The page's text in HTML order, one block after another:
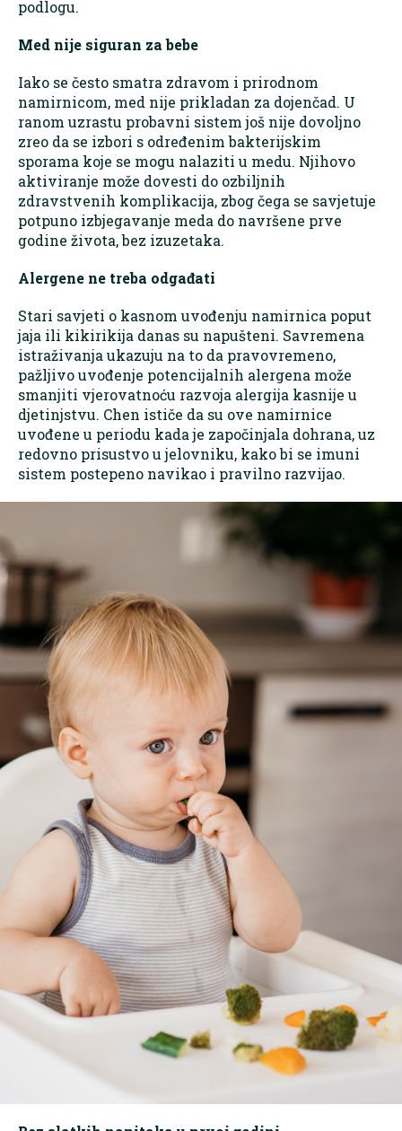
podlogu.
Med nije siguran za bebe
Iako se često smatra zdravom i prirodnom
namirnicom, med nije prikladan za dojenčad. U
ranom uzrastu probavni sistem još nije dovoljno
zreo da se izbori s određenim bakterijskim
sporama koje se mogu nalaziti u medu. Njihovo
aktiviranje može dovesti do ozbiljnih
zdravstvenih komplikacija, zbog čega se savjetuje
potpuno izbjegavanje meda do navršene prve
godine života, bez izuzetaka.
Alergene ne treba odgađati
Stari savjeti o kasnom uvođenju namirnica poput
jaja ili kikirikija danas su napušteni. Savremena
istraživanja ukazuju na to da pravovremeno,
pažljivo uvođenje potencijalnih alergena može
smanjiti vjerovatnoću razvoja alergija kasnije u
djetinjstvu. Chen ističe da su ove namirnice
uvođene u periodu kada je započinjala dohrana, uz
redovno prisustvo u jelovniku, kako bi se imuni
sistem postepeno navikao i pravilno razvijao.